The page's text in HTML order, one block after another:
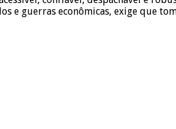
e guerras econômicas, exige que